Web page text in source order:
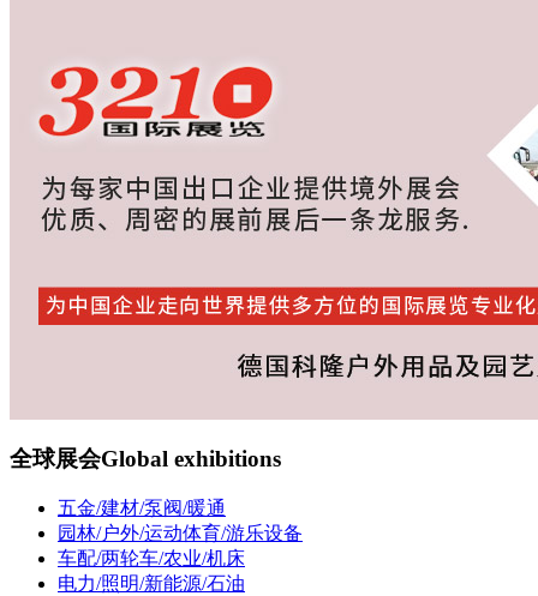
全球展会Global exhibitions
五金/建材/泵阀/暖通
园林/户外/运动体育/游乐设备
车配/两轮车/农业/机床
电力/照明/新能源/石油